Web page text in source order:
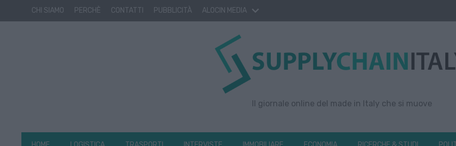
CHI SIAMO PERCHÈ CONTATTI PUBBLICITÀ ALOCIN MEDIA
Il giornale online del made in Italy che si muove